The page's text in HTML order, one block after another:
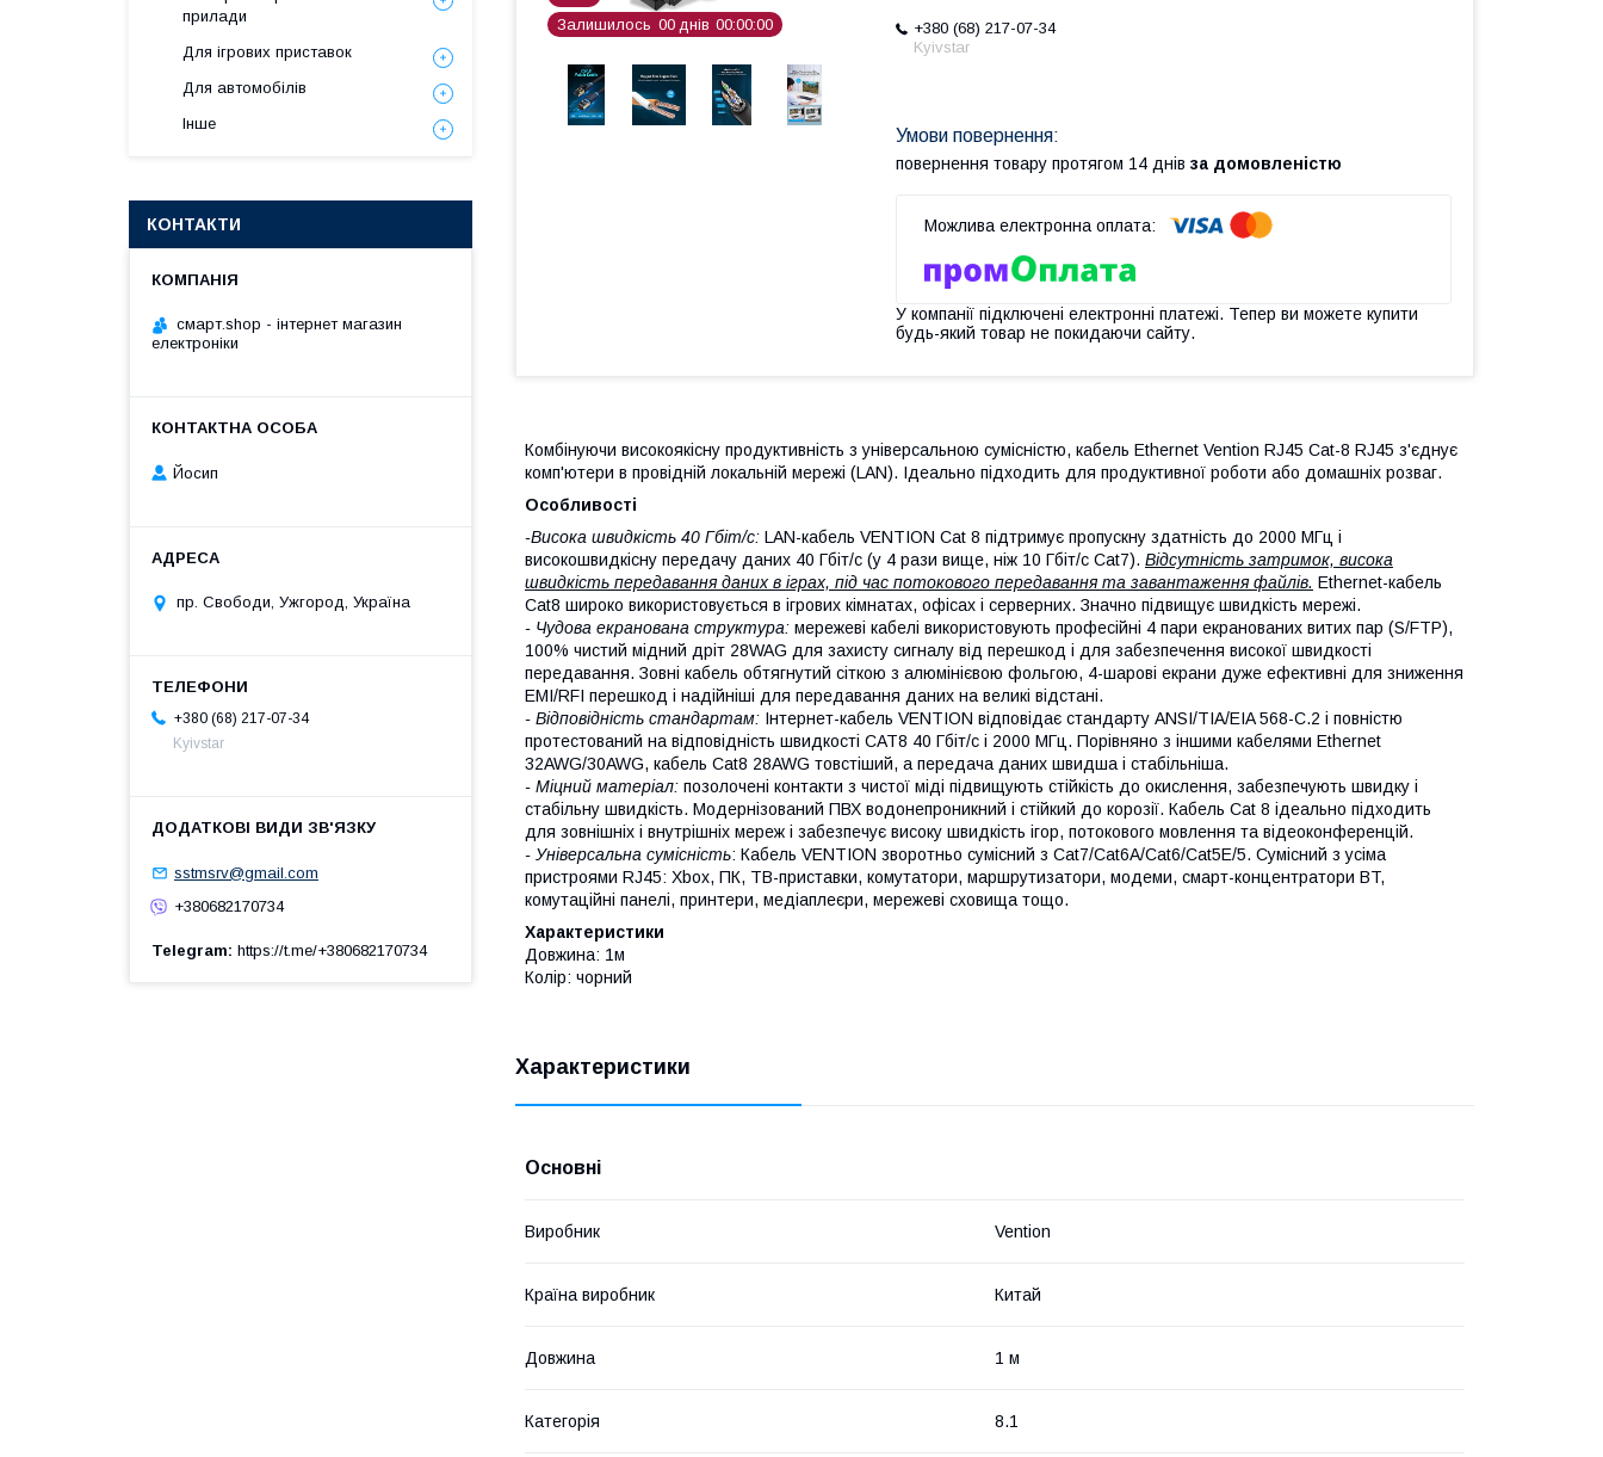
Залишилось 00 днів 00 00 00
+380 (68) 217-07-34
Kyivstar
повернення товару протягом 14 днів за домовленістю
У компанії підключені електронні платежі. Тепер ви можете купити
будь-який товар не покидаючи сайту.
Комбінуючи високоякісну продуктивність з універсальною сумісністю, кабель Ethernet Vention RJ45 Cat-8 RJ45 з'єднує
комп'ютери в провідній локальній мережі (LAN). Ідеально підходить для продуктивної роботи або домашніх розваг.
Особливості
-Висока швидкість 40 Гбіт/с: LAN-кабель VENTION Cat 8 підтримує пропускну здатність до 2000 МГц і
високошвидкісну передачу даних 40 Гбіт/с (у 4 рази вище, ніж 10 Гбіт/с Cat7). Відсутність затримок, висока
швидкість передавання даних в іграх, під час потокового передавання та завантаження файлів. Ethernet-кабель
Cat8 широко використовується в ігрових кімнатах, офісах і серверних. Значно підвищує швидкість мережі.
- Чудова екранована структура: мережеві кабелі використовують професійні 4 пари екранованих витих пар (S/FTP),
100% чистий мідний дріт 28WAG для захисту сигналу від перешкод і для забезпечення високої швидкості
передавання. Зовні кабель обтягнутий сіткою з алюмінієвою фольгою, 4-шарові екрани дуже ефективні для зниження
EMI/RFI перешкод і надійніші для передавання даних на великі відстані.
- Відповідність стандартам: Інтернет-кабель VENTION відповідає стандарту ANSI/TIA/EIA 568-C.2 і повністю
протестований на відповідність швидкості CAT8 40 Гбіт/с і 2000 МГц. Порівняно з іншими кабелями Ethernet
32AWG/30AWG, кабель Cat8 28AWG товстіший, а передача даних швидша і стабільніша.
- Міцний матеріал: позолочені контакти з чистої міді підвищують стійкість до окислення, забезпечують швидку і
стабільну швидкість. Модернізований ПВХ водонепроникний і стійкий до корозії. Кабель Cat 8 ідеально підходить
для зовнішніх і внутрішніх мереж і забезпечує високу швидкість ігор, потокового мовлення та відеоконференцій.
- Універсальна сумісність: Кабель VENTION зворотньо сумісний з Cat7/Cat6A/Cat6/Cat5E/5. Сумісний з усіма
пристроями RJ45: Xbox, ПК, ТВ-приставки, комутатори, маршрутизатори, модеми, смарт-концентратори BT,
комутаційні панелі, принтери, медіаплеєри, мережеві сховища тощо.
Характеристики
Довжина: 1м
Колір: чорний
Характеристики
Основні
Виробник Vention
Країна виробник Китай
Довжина 1 м
Категорія 8.1
прилади
Для ігрових приставок
Для автомобілів
Інше
КОНТАКТИ
смарт.shop - інтернет магазин
електроніки
Йосип
пр. Свободи, Ужгород, Україна
+380 (68) 217-07-34
Kyivstar
sstmsrv@gmail.com
+380682170734
Telegram https://t.me/+380682170734